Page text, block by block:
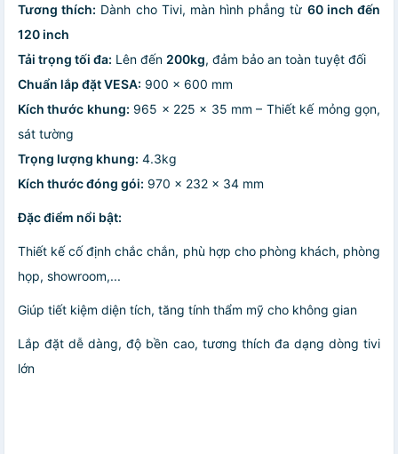
Tương thích: Dành cho Tivi, màn hình phẳng từ 60 inch đến
120 inch
Tải trọng tối đa: Lên đến 200kg, đảm bảo an toàn tuyệt đối
Chuẩn lắp đặt VESA: 900 x 600 mm
Kích thước khung: 965 x 225 x 35 mm – Thiết kế mỏng gọn,
sát tường
Trọng lượng khung: 4.3kg
Kích thước đóng gói: 970 x 232 x 34 mm
Đặc điểm nổi bật:
Thiết kế cố định chắc chắn, phù hợp cho phòng khách, phòng
họp, showroom,...
Giúp tiết kiệm diện tích, tăng tính thẩm mỹ cho không gian
Lắp đặt dễ dàng, độ bền cao, tương thích đa dạng dòng tivi
lớn